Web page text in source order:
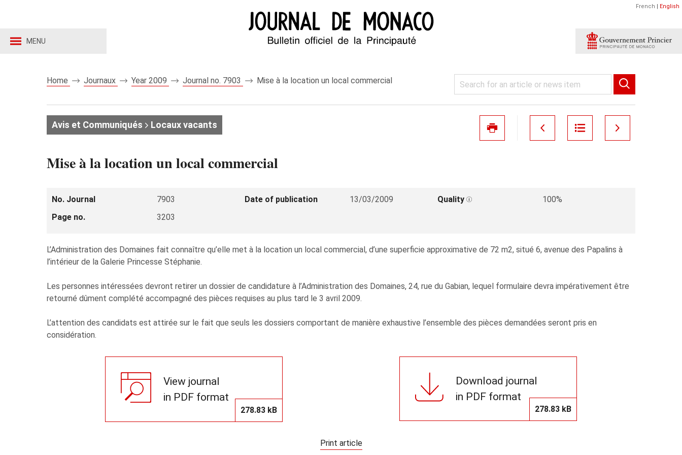
MENU
French | English
Home Journaux Year 2009 Journal no. 7903 Mise à la location un local commercial
Avis et Communiqués Locaux vacants
Mise à la location un local commercial
No. Journal 7903 Date of publication 13/03/2009 Quality
100%
Page no.
3203
L’Administration des Domaines fait connaître qu’elle met à la location un local commercial, d’une superficie approximative de 72 m2, situé 6, avenue des Papalins à
l’intérieur de la Galerie Princesse Stéphanie.
Les personnes intéressées devront retirer un dossier de candidature à l’Administration des Domaines, 24, rue du Gabian, lequel formulaire devra impérativement être
retourné dûment complété accompagné des pièces requises au plus tard le 3 avril 2009.
L’attention des candidats est attirée sur le fait que seuls les dossiers comportant de manière exhaustive l’ensemble des pièces demandées seront pris en
considération.
View journal
in PDF format
278.83 kB
Download journal
in PDF format
278.83 kB
Print article